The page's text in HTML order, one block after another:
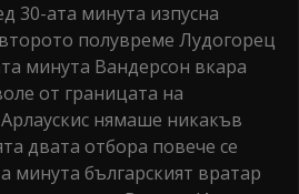
30-ата минута изпусна
полувреме Лудогорец
минута Вандерсон вкара
от границата на
нямаше никакъв
двата отбора повече се
минута българският вратар